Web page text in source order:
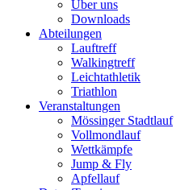
Über uns
Downloads
Abteilungen
Lauftreff
Walkingtreff
Leichtathletik
Triathlon
Veranstaltungen
Mössinger Stadtlauf
Vollmondlauf
Wettkämpfe
Jump & Fly
Apfellauf